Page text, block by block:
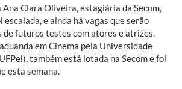
Clara Oliveira, estagiária da Secom,
escalada, e ainda há vagas que serão
futuros testes com atores e atrizes.
em Cinema pela Universidade
também está lotada na Secom e foi
esta semana.